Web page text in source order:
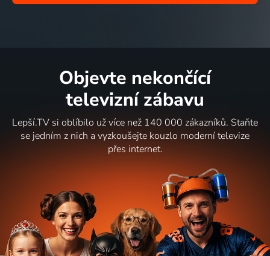
Objevte nekončící
televizní zábavu
Lepší.TV si oblíbilo už více než 140 000 zákazníků. Staňte
se jedním z nich a vyzkoušejte kouzlo moderní televize
přes internet.